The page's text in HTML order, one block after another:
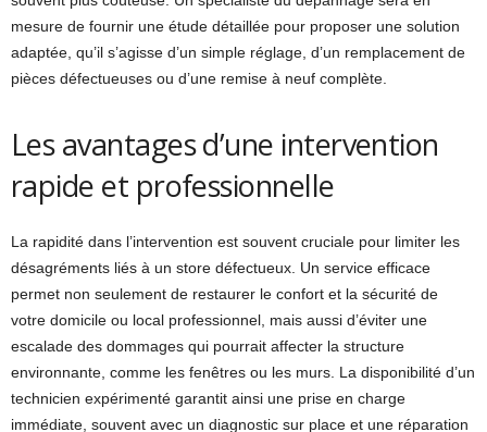
mesure de fournir une étude détaillée pour proposer une solution
adaptée, qu’il s’agisse d’un simple réglage, d’un remplacement de
pièces défectueuses ou d’une remise à neuf complète.
Les avantages d’une intervention
rapide et professionnelle
La rapidité dans l’intervention est souvent cruciale pour limiter les
désagréments liés à un store défectueux. Un service efficace
permet non seulement de restaurer le confort et la sécurité de
votre domicile ou local professionnel, mais aussi d’éviter une
escalade des dommages qui pourrait affecter la structure
environnante, comme les fenêtres ou les murs. La disponibilité d’un
technicien expérimenté garantit ainsi une prise en charge
immédiate, souvent avec un diagnostic sur place et une réparation